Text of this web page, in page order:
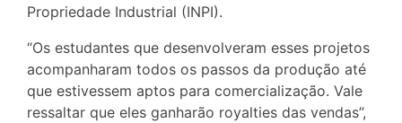
Propriedade Industrial (INPI).
“Os estudantes que desenvolveram esses projetos
acompanharam todos os passos da produção até
que estivessem aptos para comercialização. Vale
ressaltar que eles ganharão royalties das vendas”,